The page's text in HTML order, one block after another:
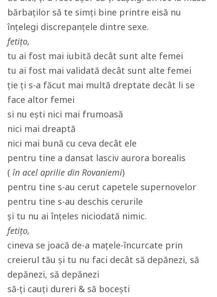
bărbaților să te simți bine printre eisă nu
înțelegi discrepanțele dintre sexe.
fetițo,
tu ai fost mai iubită decât sunt alte femei
tu ai fost mai validată decât sunt alte femei
ție ți s-a făcut mai multă dreptate decât li se
face altor femei
si nu ești nici mai frumoasă
nici mai dreaptă
nici mai bună cu ceva decât ele
pentru tine a dansat lasciv aurora borealis
( în acel aprilie din Rovaniemi)
pentru tine s-au cerut capetele supernovelor
pentru tine s-au deschis cerurile
și tu nu ai înțeles niciodată nimic.
fetițo,
cineva se joacă de-a mațele-încurcate prin
creierul tău și tu nu faci decât să depănezi, să
depănezi, să depănezi
să-ți cauți dureri & să bocești